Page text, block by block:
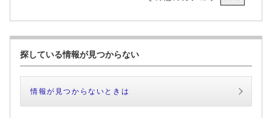
探している情報が見つからない
情報が見つからないときは